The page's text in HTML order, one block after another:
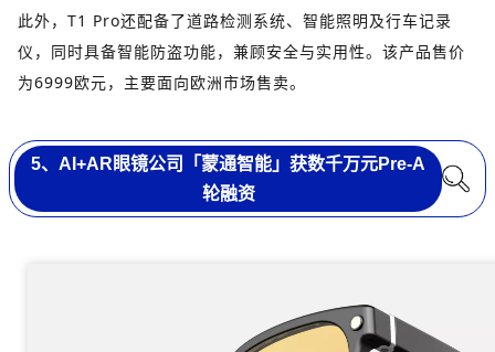
此外，T1 Pro还配备了道路检测系统、智能照明及行车记录
仪，同时具备智能防盗功能，兼顾安全与实用性。该产品售价
为6999欧元，主要面向欧洲市场售卖。
5、AI+AR眼镜公司「蒙通智能」获数千万元Pre-A
轮融资